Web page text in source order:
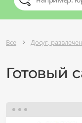
Все Досуг,
Готовый